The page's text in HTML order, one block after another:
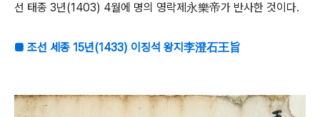
선 태종 3년(1403) 4월에 명의 영락제永樂帝가 반사한 것이다.
■ 조선 세종 15년(1433) 이징석 왕지李澄石王旨